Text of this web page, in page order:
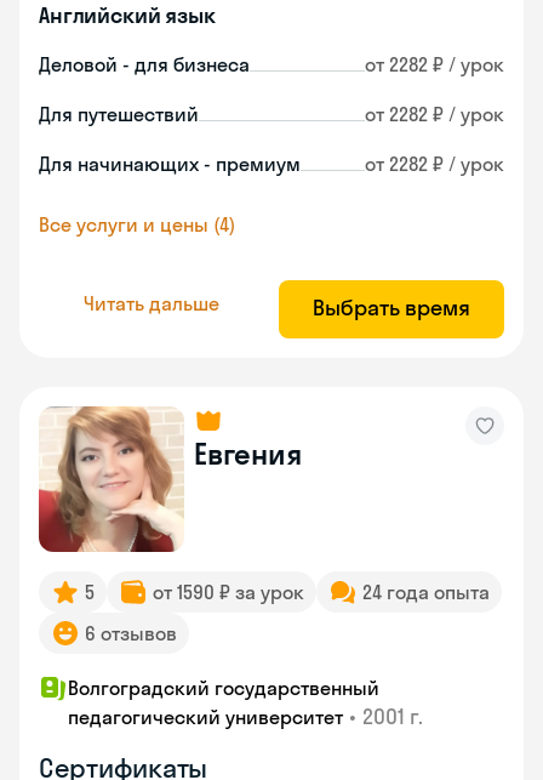
Английский язык
Деловой - для бизнеса от 2282 ₽ / урок
Для путешествий от 2282 ₽ / урок
Для начинающих - премиум от 2282 ₽ / урок
Все услуги и цены (4)
Читать дальше Выбрать время
Евгения
5 от 1590 ₽ за урок
24 года опыта
6 отзывов
Волгоградский государственный
педагогический университет • 2001 г.
Сертификаты